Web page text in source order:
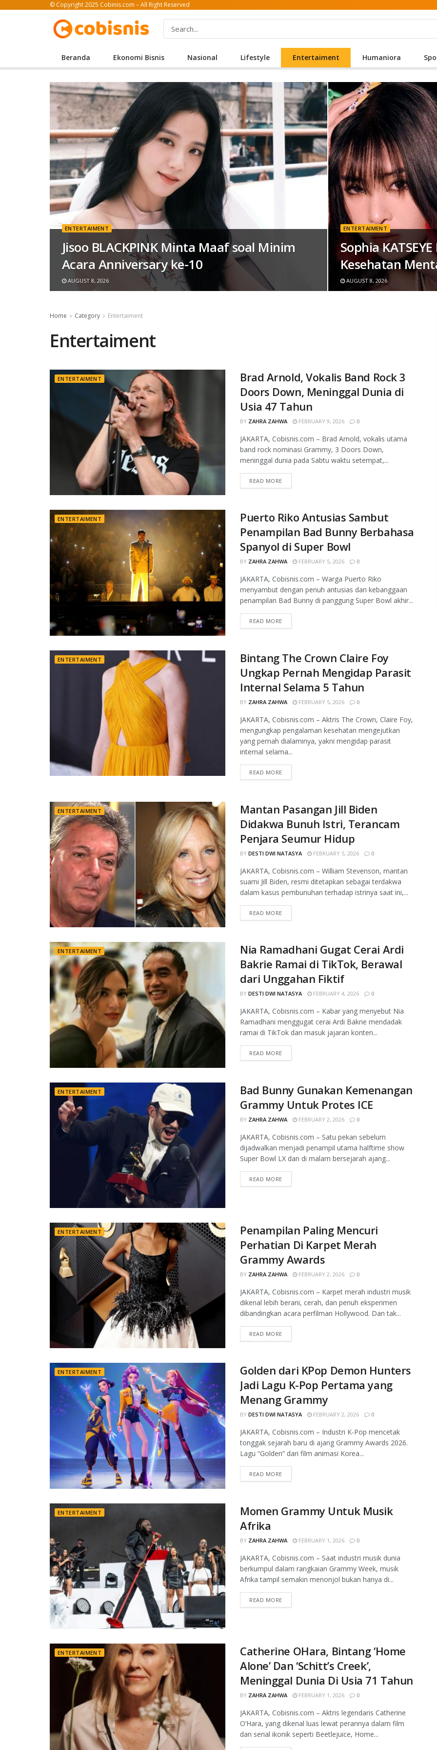
© Copyright 2025 Cobinis.com – All Right Reserved
Beranda Ekonomi Bisnis Nasional Lifestyle Entertaiment Humaniora
ENTERTAIMENT
Jisoo BLACKPINK Minta Maaf soal Minim
Acara Anniversary ke-10
AUGUST 8, 2026
ENTERTAIMENT
Sophia
Kesehatan
AUGUST 8, 2026
Home Category Entertaiment
Entertaiment
ENTERTAIMENT
Brad Arnold, Vokalis Band Rock 3
Doors Down, Meninggal Dunia di
Usia 47 Tahun
BY ZAHRA ZAHWA FEBRUARY 9, 2026 0
JAKARTA, Cobisnis.com – Brad Arnold, vokalis utama
band rock nominasi Grammy, 3 Doors Down,
meninggal dunia pada Sabtu waktu setempat,...
READ MORE
ENTERTAIMENT
Puerto Riko Antusias Sambut
Penampilan Bad Bunny Berbahasa
Spanyol di Super Bowl
BY ZAHRA ZAHWA FEBRUARY 5, 2026 0
JAKARTA, Cobisnis.com – Warga Puerto Riko
menyambut dengan penuh antusias dan kebanggaan
penampilan Bad Bunny di panggung Super Bowl akhir...
READ MORE
ENTERTAIMENT
Bintang The Crown Claire Foy
Ungkap Pernah Mengidap Parasit
Internal Selama 5 Tahun
BY ZAHRA ZAHWA FEBRUARY 5, 2026 0
JAKARTA, Cobisnis.com – Aktris The Crown, Claire Foy,
mengungkap pengalaman kesehatan mengejutkan
yang pernah dialaminya, yakni mengidap parasit
internal selama...
READ MORE
ENTERTAIMENT
Mantan Pasangan Jill Biden
Didakwa Bunuh Istri, Terancam
Penjara Seumur Hidup
BY DESTI DWI NATASYA FEBRUARY 5, 2026 0
JAKARTA, Cobisnis.com – William Stevenson, mantan
suami Jill Biden, resmi ditetapkan sebagai terdakwa
dalam kasus pembunuhan terhadap istrinya saat ini,...
READ MORE
ENTERTAIMENT
Nia Ramadhani Gugat Cerai Ardi
Bakrie Ramai di TikTok, Berawal
dari Unggahan Fiktif
BY DESTI DWI NATASYA FEBRUARY 4, 2026 0
JAKARTA, Cobisnis.com – Kabar yang menyebut Nia
Ramadhani menggugat cerai Ardi Bakrie mendadak
ramai di TikTok dan masuk jajaran konten...
READ MORE
ENTERTAIMENT
Bad Bunny Gunakan Kemenangan
Grammy Untuk Protes ICE
BY ZAHRA ZAHWA FEBRUARY 2, 2026 0
JAKARTA, Cobisnis.com – Satu pekan sebelum
dijadwalkan menjadi penampil utama halftime show
Super Bowl LX dan di malam bersejarah ajang...
READ MORE
ENTERTAIMENT
Penampilan Paling Mencuri
Perhatian Di Karpet Merah
Grammy Awards
BY ZAHRA ZAHWA FEBRUARY 2, 2026 0
JAKARTA, Cobisnis.com – Karpet merah industri musik
dikenal lebih berani, cerah, dan penuh eksperimen
dibandingkan acara perfilman Hollywood. Dan tak...
READ MORE
ENTERTAIMENT
Golden dari KPop Demon Hunters
Jadi Lagu K-Pop Pertama yang
Menang Grammy
BY DESTI DWI NATASYA FEBRUARY 2, 2026 0
JAKARTA, Cobisnis.com – Industri K-Pop mencetak
tonggak sejarah baru di ajang Grammy Awards 2026.
Lagu “Golden” dari film animasi Korea...
READ MORE
ENTERTAIMENT
Momen Grammy Untuk Musik
Afrika
BY ZAHRA ZAHWA FEBRUARY 1, 2026 0
JAKARTA, Cobisnis.com – Saat industri musik dunia
berkumpul dalam rangkaian Grammy Week, musik
Afrika tampil semakin menonjol bukan hanya di...
READ MORE
ENTERTAIMENT
Catherine OHara, Bintang ‘Home
Alone’ Dan ‘Schitt’s Creek’,
Meninggal Dunia Di Usia 71 Tahun
BY ZAHRA ZAHWA FEBRUARY 1, 2026 0
JAKARTA, Cobisnis.com – Aktris legendaris Catherine
O’Hara, yang dikenal luas lewat perannya dalam film
dan serial ikonik seperti Beetlejuice, Home...